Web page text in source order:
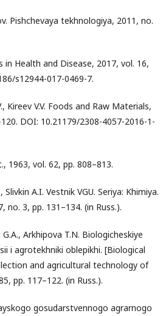
Pishchevaya tekhnologiya, 2011, no.
in Health and Disease, 2017, vol. 16,
s12944-017-0469-7.
Kireev V.V. Foods and Raw Materials,
DOI: 10.21179/2308-4057-2016-1-
1963, vol. 62, pp. 808–813.
Slivkin A.I. Vestnik VGU. Seriya: Khimiya.
no. 3, pp. 131–134. (in Russ.).
Arkhipova T.N. Biologicheskiye
i agrotekhniki oblepikhi. [Biological
and agricultural technology of
pp. 117–122. (in Russ.).
gosudarstvennogo agrarnogo